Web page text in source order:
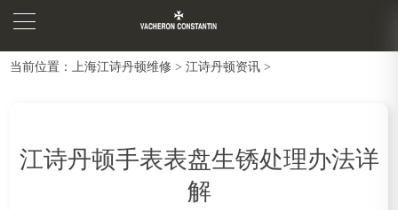
当前位置： 上海江诗丹顿维修 >江诗丹顿资讯 >
江诗丹顿手表表盘生锈处理办法详
解